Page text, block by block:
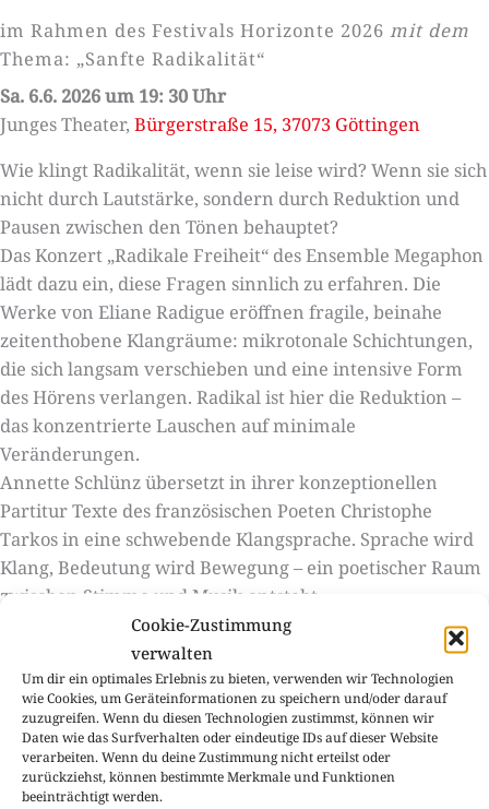
Cookie-Zustimmung
verwalten
Um dir ein optimales Erlebnis zu bieten, verwenden wir Technologien
wie Cookies, um Geräteinformationen zu speichern und/oder darauf
zuzugreifen. Wenn du diesen Technologien zustimmst, können wir
Daten wie das Surfverhalten oder eindeutige IDs auf dieser Website
verarbeiten. Wenn du deine Zustimmung nicht erteilst oder
zurückziehst, können bestimmte Merkmale und Funktionen
beeinträchtigt werden.
im Rahmen des Festivals Horizonte 2026 mit dem
Thema: „Sanfte Radikalität“
Sa. 6.6. 2026 um 19: 30 Uhr
Junges Theater, Bürgerstraße 15, 37073 Göttingen
Wie klingt Radikalität, wenn sie leise wird? Wenn sie sich
nicht durch Lautstärke, sondern durch Reduktion und
Pausen zwischen den Tönen behauptet?
Das Konzert „Radikale Freiheit“ des Ensemble Megaphon
lädt dazu ein, diese Fragen sinnlich zu erfahren. Die
Werke von Eliane Radigue eröffnen fragile, beinahe
zeitenthobene Klangräume: mikrotonale Schichtungen,
die sich langsam verschieben und eine intensive Form
des Hörens verlangen. Radikal ist hier die Reduktion –
das konzentrierte Lauschen auf minimale
Veränderungen.
Annette Schlünz übersetzt in ihrer konzeptionellen
Partitur Texte des französischen Poeten Christophe
Tarkos in eine schwebende Klangsprache. Sprache wird
Klang, Bedeutung wird Bewegung – ein poetischer Raum
zwischen Stimme und Musik entsteht.
Mit den „Persischen Miniaturen” bringt Ehsan Ebrahimi
das Santur sowie Modi des Maqam-Systems ein.
Traditionelle Klangfarben und modale Strukturen
entfalten sich dabei als lebendige, fein differenzierte
Texturen, die Resonanzräume öffnen. Olga Neuwirth
setzt schließlich mit expressiver Energie einen
Kontrapunkt: Sie erkundet extreme instrumentale